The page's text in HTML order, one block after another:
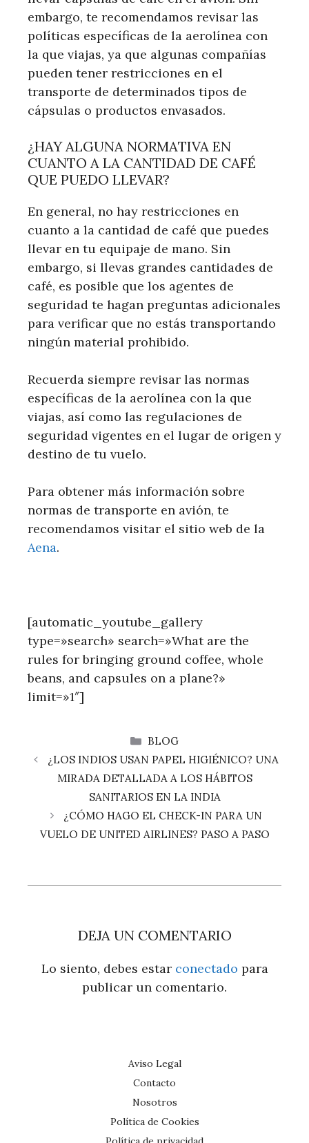
embargo, te recomendamos revisar las
políticas específicas de la aerolínea con
la que viajas, ya que algunas compañías
pueden tener restricciones en el
transporte de determinados tipos de
cápsulas o productos envasados.
¿HAY ALGUNA NORMATIVA EN
CUANTO A LA CANTIDAD DE CAFÉ
QUE PUEDO LLEVAR?
En general, no hay restricciones en
cuanto a la cantidad de café que puedes
llevar en tu equipaje de mano. Sin
embargo, si llevas grandes cantidades de
café, es posible que los agentes de
seguridad te hagan preguntas adicionales
para verificar que no estás transportando
ningún material prohibido.
Recuerda siempre revisar las normas
específicas de la aerolínea con la que
viajas, así como las regulaciones de
seguridad vigentes en el lugar de origen y
destino de tu vuelo.
Para obtener más información sobre
normas de transporte en avión, te
recomendamos visitar el sitio web de la
Aena.
[automatic_youtube_gallery
type=»search» search=»What are the
rules for bringing ground coffee, whole
beans, and capsules on a plane?»
limit=»1″]
CATEGORÍAS
BLOG
¿LOS INDIOS USAN PAPEL HIGIÉNICO? UNA
MIRADA DETALLADA A LOS HÁBITOS
SANITARIOS EN LA INDIA
¿CÓMO HAGO EL CHECK-IN PARA UN
VUELO DE UNITED AIRLINES? PASO A PASO
DEJA UN COMENTARIO
Lo siento, debes estar conectado para
publicar un comentario.
Aviso Legal
Contacto
Nosotros
Política de Cookies